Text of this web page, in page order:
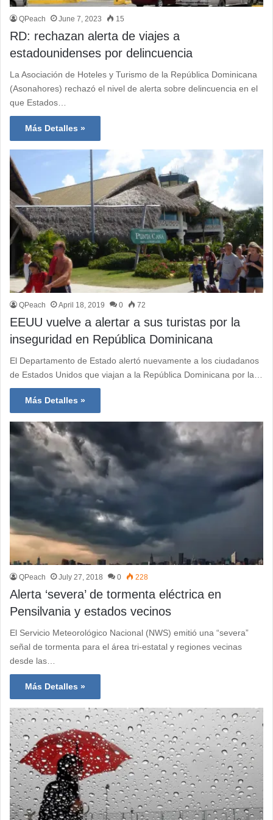
QPeach June 7, 2023 15
RD: rechazan alerta de viajes a
estadounidenses por delincuencia
La Asociación de Hoteles y Turismo de la República Dominicana
(Asonahores) rechazó el nivel de alerta sobre delincuencia en el
que Estados…
Más Detalles »
QPeach April 18, 2019 0 72
EEUU vuelve a alertar a sus turistas por la
inseguridad en República Dominicana
El Departamento de Estado alertó nuevamente a los ciudadanos
de Estados Unidos que viajan a la República Dominicana por la…
Más Detalles »
QPeach July 27, 2018 0 228
Alerta ‘severa’ de tormenta eléctrica en
Pensilvania y estados vecinos
El Servicio Meteorológico Nacional (NWS) emitió una “severa”
señal de tormenta para el área tri-estatal y regiones vecinas
desde las…
Más Detalles »